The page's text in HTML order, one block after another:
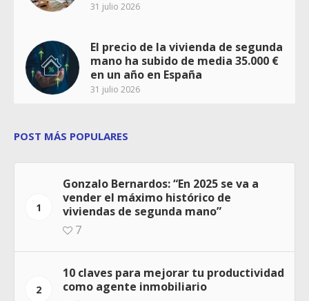
31 julio 2026
El precio de la vivienda de segunda
mano ha subido de media 35.000 €
en un año en España
31 julio 2026
POST MÁS POPULARES
1
Gonzalo Bernardos: “En 2025 se va a
vender el máximo histórico de
viviendas de segunda mano”
7
2
10 claves para mejorar tu productividad
como agente inmobiliario